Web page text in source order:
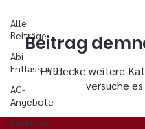
Alle
Beiträge
Abi
Entlassung
AG-
Angebote
Beratung
Beitrag
Entdecke weitere
versuche